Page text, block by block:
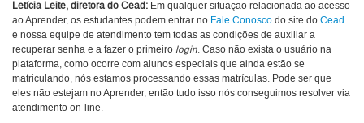
Letícia Leite, diretora do Cead: Em qualquer situação relacionada ao acesso
ao Aprender, os estudantes podem entrar no Fale Conosco do site do Cead
e nossa equipe de atendimento tem todas as condições de auxiliar a
recuperar senha e a fazer o primeiro login. Caso não exista o usuário na
plataforma, como ocorre com alunos especiais que ainda estão se
matriculando, nós estamos processando essas matrículas. Pode ser que
eles não estejam no Aprender, então tudo isso nós conseguimos resolver via
atendimento on-line.